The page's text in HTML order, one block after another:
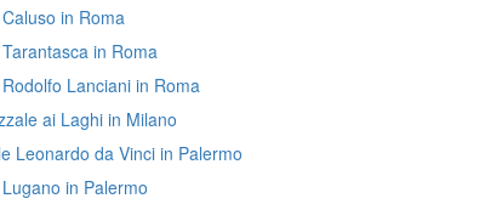
in Roma
in Roma
Lanciani in Roma
ai Laghi in Milano
Leonardo da Vinci in Palermo
in Palermo